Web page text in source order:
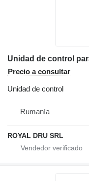
Precio a consultar
Unidad de control
Rumanía
ROYAL DRU SRL